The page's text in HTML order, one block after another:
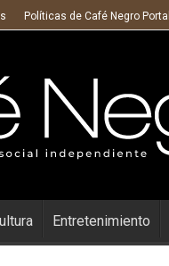
Políticas de Café Negro Portal
Entretenimiento